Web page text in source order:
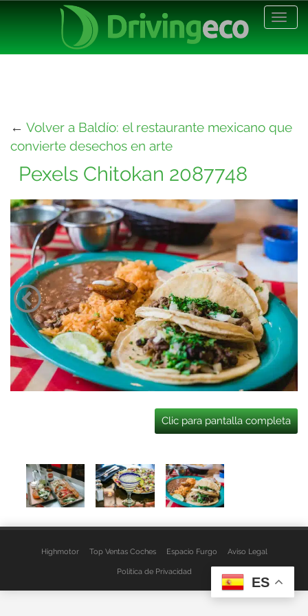
← Volver a Baldío: el restaurante mexicano que
convierte desechos en arte
Pexels Chitokan 2087748
Clic para pantalla completa
Highmotor Top Ventas Coches Espacio Furgo Aviso Legal
Política de Privacidad
ES